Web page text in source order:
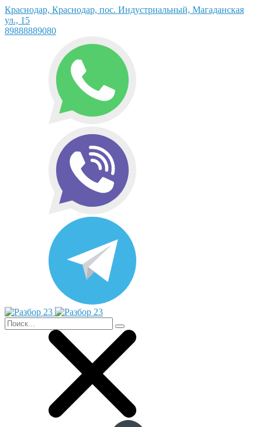
Краснодар, Краснодар, пос. Индустриальный, Магаданская
ул., 15
89888889080